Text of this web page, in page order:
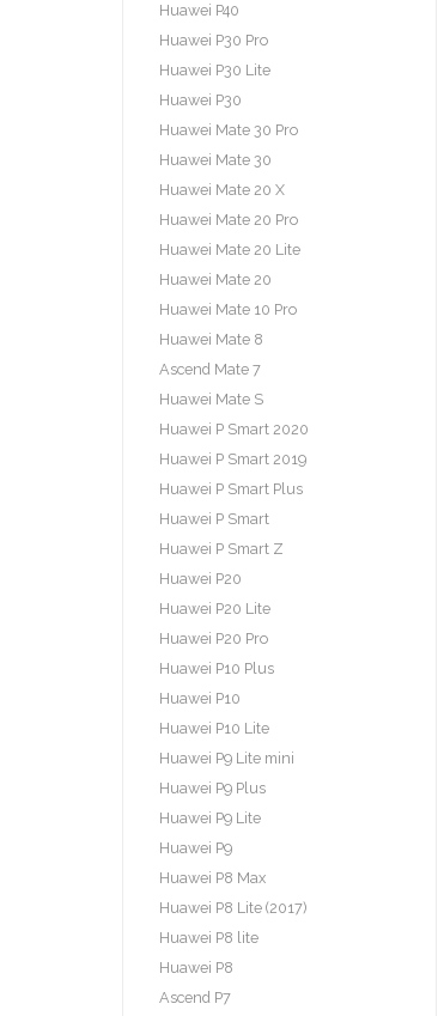
Huawei P40
Huawei P30 Pro
Huawei P30 Lite
Huawei P30
Huawei Mate 30 Pro
Huawei Mate 30
Huawei Mate 20 X
Huawei Mate 20 Pro
Huawei Mate 20 Lite
Huawei Mate 20
Huawei Mate 10 Pro
Huawei Mate 8
Ascend Mate 7
Huawei Mate S
Huawei P Smart 2020
Huawei P Smart 2019
Huawei P Smart Plus
Huawei P Smart
Huawei P Smart Z
Huawei P20
Huawei P20 Lite
Huawei P20 Pro
Huawei P10 Plus
Huawei P10
Huawei P10 Lite
Huawei P9 Lite mini
Huawei P9 Plus
Huawei P9 Lite
Huawei P9
Huawei P8 Max
Huawei P8 Lite (2017)
Huawei P8 lite
Huawei P8
Ascend P7